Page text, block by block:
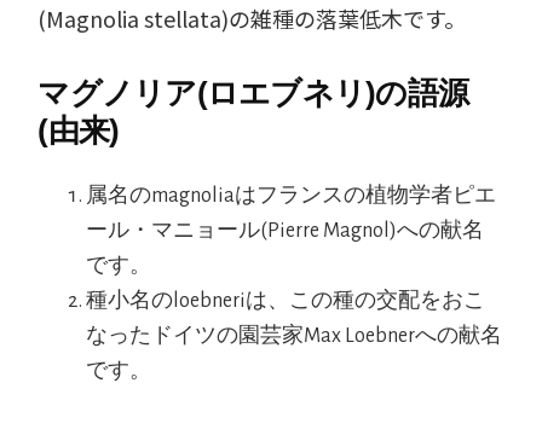
(Magnolia stellata)の雑種の落葉低木です。
マグノリア(ロエブネリ)の語源
(由来)
属名のmagnoliaはフランスの植物学者ピエ
ール・マニョール(Pierre Magnol)への献名
です。
種小名のloebneriは、この種の交配をおこ
なったドイツの園芸家Max Loebnerへの献名
です。